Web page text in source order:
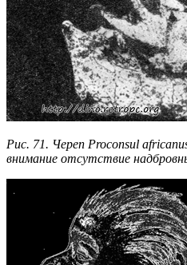
Рис. 71. Череп Proconsul
внимание отсутствие